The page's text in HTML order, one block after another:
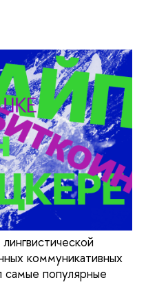
коммуникативных
самые популярные